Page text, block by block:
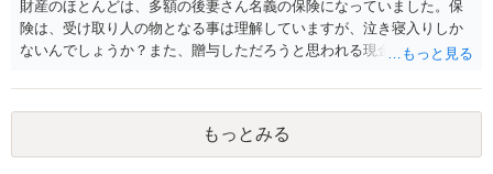
財産のほとんどは、多額の後妻さん名義の保険になっていました。保
険は、受け取り人の物となる事は理解していますが、泣き寝入りしか
ないんでしょうか？また、贈与しただろうと思われる現金の引き出し
うか？ 保険は原則として受取人のものですが、遺産全体での保険金
の割合が高い場合、掛け金が一括払いで、保険金が掛け金の額と同様
の額の場合などは特別受益として遺留分の対象となる可能性がありま
す。 多額の現金の引き出しは、相手に渡ったかどうか、そのとき父
もっとみる